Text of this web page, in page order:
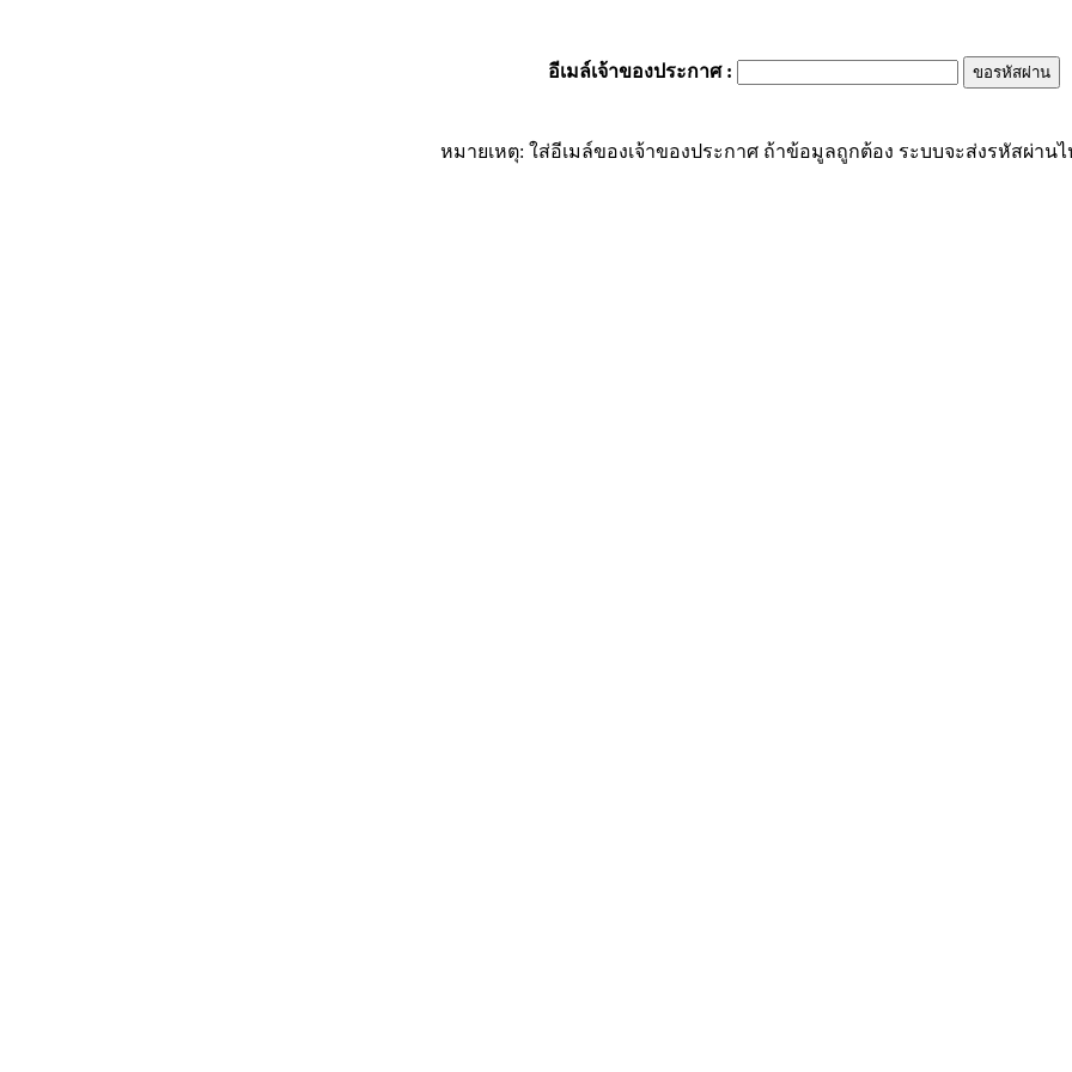
อีเมล์เจ้าของประกาศ:
หมายเหตุ: ใส่อีเมล์ของเจ้าของประกาศ ถ้าข้อมูลถูกต้อง ระบบจะส่งรหัสผ่าน